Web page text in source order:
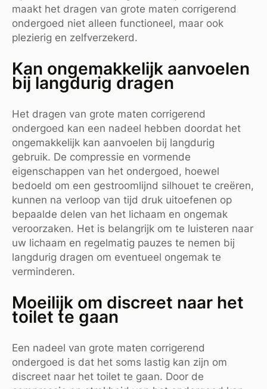
maakt het dragen van grote maten corrigerend
ondergoed niet alleen functioneel, maar ook
plezierig en zelfverzekerd.
Kan ongemakkelijk aanvoelen
bij langdurig dragen
Het dragen van grote maten corrigerend
ondergoed kan een nadeel hebben doordat het
ongemakkelijk kan aanvoelen bij langdurig
gebruik. De compressie en vormende
eigenschappen van het ondergoed, hoewel
bedoeld om een gestroomlijnd silhouet te creëren,
kunnen na verloop van tijd druk uitoefenen op
bepaalde delen van het lichaam en ongemak
veroorzaken. Het is belangrijk om te luisteren naar
uw lichaam en regelmatig pauzes te nemen bij
langdurig dragen om eventueel ongemak te
verminderen.
Moeilijk om discreet naar het
toilet te gaan
Een nadeel van grote maten corrigerend
ondergoed is dat het soms lastig kan zijn om
discreet naar het toilet te gaan. Door de